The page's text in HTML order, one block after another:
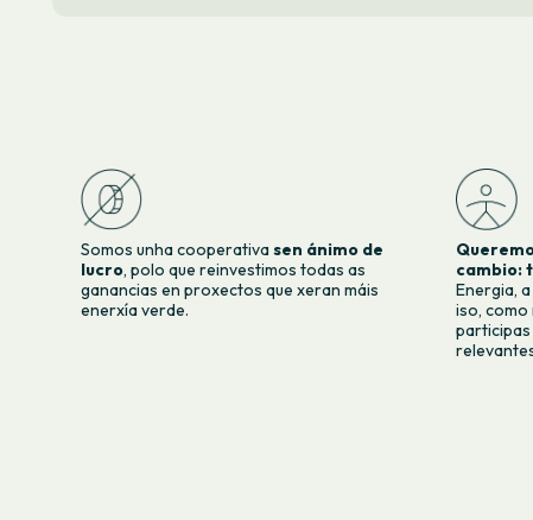
Somos unha cooperativasen ánimo de
lucro, polo que reinvestimos todas as
ganancias en proxectos que xeran máis
enerxía verde.
cambio:
Energia,
iso, como